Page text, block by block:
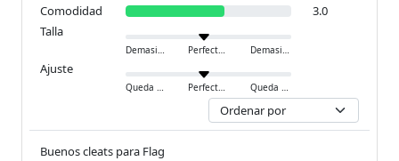
Comodidad
3.0
Talla
Demasiado pequeño Perfecto Demasiado grande
Ajuste
Queda ajustado Perfecto Queda holgado
Buenos cleats para Flag